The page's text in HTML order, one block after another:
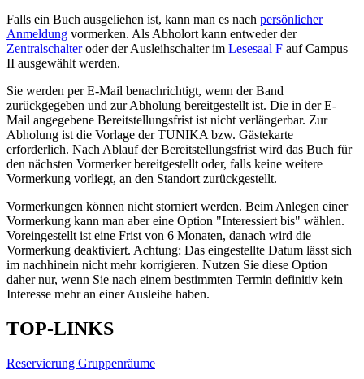
Falls ein Buch ausgeliehen ist, kann man es nach persönlicher
Anmeldung vormerken. Als Abholort kann entweder der
Zentralschalteroder der Ausleihschalter im Lesesaal F auf Campus
II ausgewählt werden.
Sie werden per E-Mail benachrichtigt, wenn der Band
zurückgegeben und zur Abholung bereitgestellt ist. Die in der E-
Mail angegebene Bereitstellungsfrist ist nicht verlängerbar. Zur
Abholung ist die Vorlage der TUNIKA bzw. Gästekarte
erforderlich. Nach Ablauf der Bereitstellungsfrist wird das Buch für
den nächsten Vormerker bereitgestellt oder, falls keine weitere
Vormerkung vorliegt, an den Standort zurückgestellt.
Vormerkungen können nicht storniert werden. Beim Anlegen einer
Vormerkung kann man aber eine Option "Interessiert bis" wählen.
Voreingestellt ist eine Frist von 6 Monaten, danach wird die
Vormerkung deaktiviert. Achtung: Das eingestellte Datum lässt sich
im nachhinein nicht mehr korrigieren. Nutzen Sie diese Option
daher nur, wenn Sie nach einem bestimmten Termin definitiv kein
Interesse mehr an einer Ausleihe haben.
TOP-LINKS
Reservierung Gruppenräume